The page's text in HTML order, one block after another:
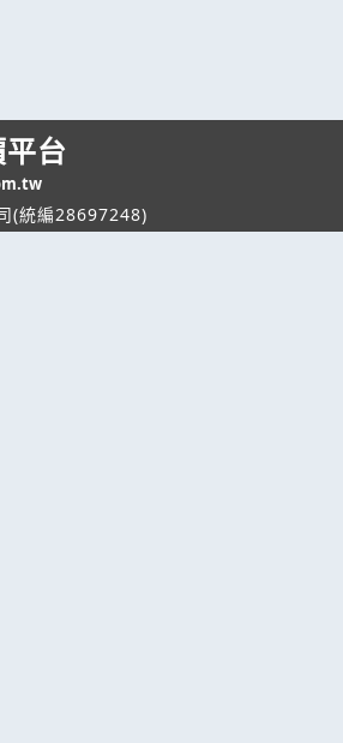
台
(統編28697248)
公司(統編70398496)